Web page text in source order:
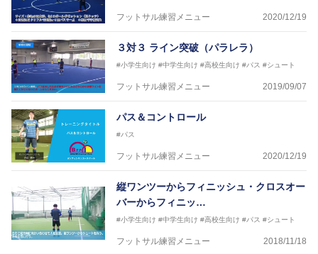
フットサル練習メニュー 2020/12/19
３対３ ライン突破（パラレラ）
#小学生向け #中学生向け #高校生向け #パス #シュート
フットサル練習メニュー 2019/09/07
パス＆コントロール
#パス
フットサル練習メニュー 2020/12/19
縦ワンツーからフィニッシュ・クロスオー
バーからフィニッ…
#小学生向け #中学生向け #高校生向け #パス #シュート
フットサル練習メニュー 2018/11/18